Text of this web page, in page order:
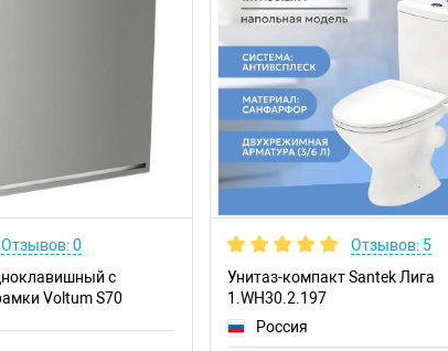
Отзывов: 0
с
Voltum S70
Отзывов: 5
Унитаз-компакт Santek Лига
1.WH30.2.197
Россия